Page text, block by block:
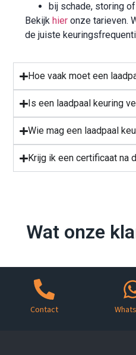
bij schade, storing
Bekijkhier onze tarieven.
de juiste
Hoe vaak moet een
Is een laadpaal keuring
Wie mag een laadpaal
Krijg ik een certificaat na
Wat onze
Contact